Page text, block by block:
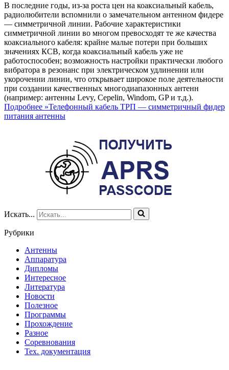
В последние годы, из-за роста цен на коаксиальный кабель,
радиолюбители вспомнили о замечательном антенном фидере
— симметричной линии. Рабочие характеристики
симметричной линии во многом превосходят те же качества
коаксиального кабеля: крайне малые потери при больших
значениях КСВ, когда коаксиальный кабель уже не
работоспособен; возможность настройки практически любого
вибратора в резонанс при электрическом удлинении или
укорочении линии, что открывает широкое поле деятельности
при создании качественных многодиапазонных антенн
(например: антенны Levy, Cepelin, Windom, GP и т.д.).
Подробнее »Телефонный кабель ТРП — симметричный фидер
питания антенны
Искать...
Рубрики
Антенны
Аппаратура
Дипломы
Интересное
Литература
Новости
Полезное
Программы
Прохождение
Разное
Соревнования
Тех. документация